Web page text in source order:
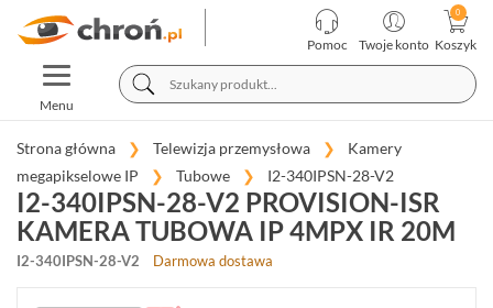
Pomoc Twoje konto Koszyk
TOGGLE
NAVIGATION
Menu
KATEGORIE
PRODUCENCI
TELEWIZJA
PRZEMYSŁOWA
KAMERY
MEGAPIKSELOWE
IP
(955)
(393)
Strona główna Telewizja przemysłowa
Kamery
megapikselowe IP
Tubowe I2-340IPSN-28-V2
I2-340IPSN-28-V2 PROVISION-ISR
KAMERA TUBOWA IP 4MPX IR 20M
I2-340IPSN-28-V2 Darmowa dostawa